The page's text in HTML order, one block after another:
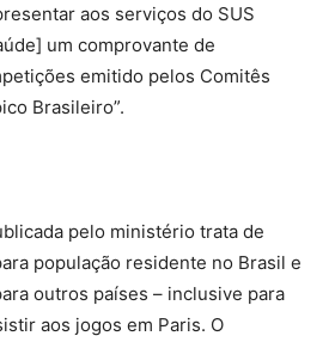
aos serviços do SUS
um comprovante de
emitido pelos Comitês
Brasileiro”.
pelo ministério trata de
população residente no Brasil e
outros países – inclusive para
aos jogos em Paris. O